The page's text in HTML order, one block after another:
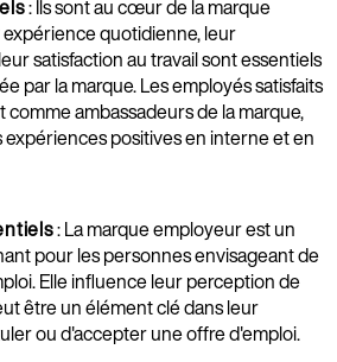
: Ils sont au cœur de la marque
quotidienne, leur
satisfaction au travail sont essentiels
par la marque. Les employés satisfaits
ambassadeurs de la marque,
positives en interne et en
: La marque employeur est un
pour les personnes envisageant de
Elle influence leur perception de
être un élément clé dans leur
ou d'accepter une offre d'emploi.